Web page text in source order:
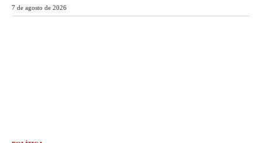
7 de agosto de 2026